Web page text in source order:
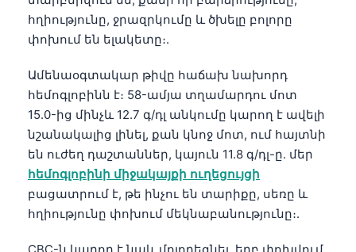
հղիությունը, ջրազրկումը և ծխելը բոլորը
փոխում են ելակետը։.
Ամենաօգտակար թիվը հաճախ նախորդ
հեմոգլոբինն է։ 58-ամյա տղամարդու մոտ
15.0-ից մինչև 12.7 գ/դլ անկումը կարող է ավելի
նշանակալից լինել, քան կնոջ մոտ, ում հայտնի
են ուժեղ դաշտաններ, կայուն 11.8 գ/դլ-ը. մեր
հեմոգլոբինի միջակայքի ուղեցույցի
բացատրում է, թե ինչու են տարիքը, սեռը և
հղիությունը փոխում մեկնաբանությունը։.